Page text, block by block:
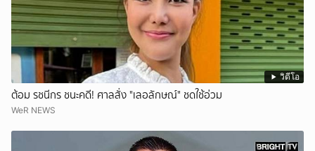
วิดีโอ
ต้อม รชนีกร ชนะคดี! ศาลสั่ง "เลอลักษณ์" ชดใช้อ่วม
WeR NEWS